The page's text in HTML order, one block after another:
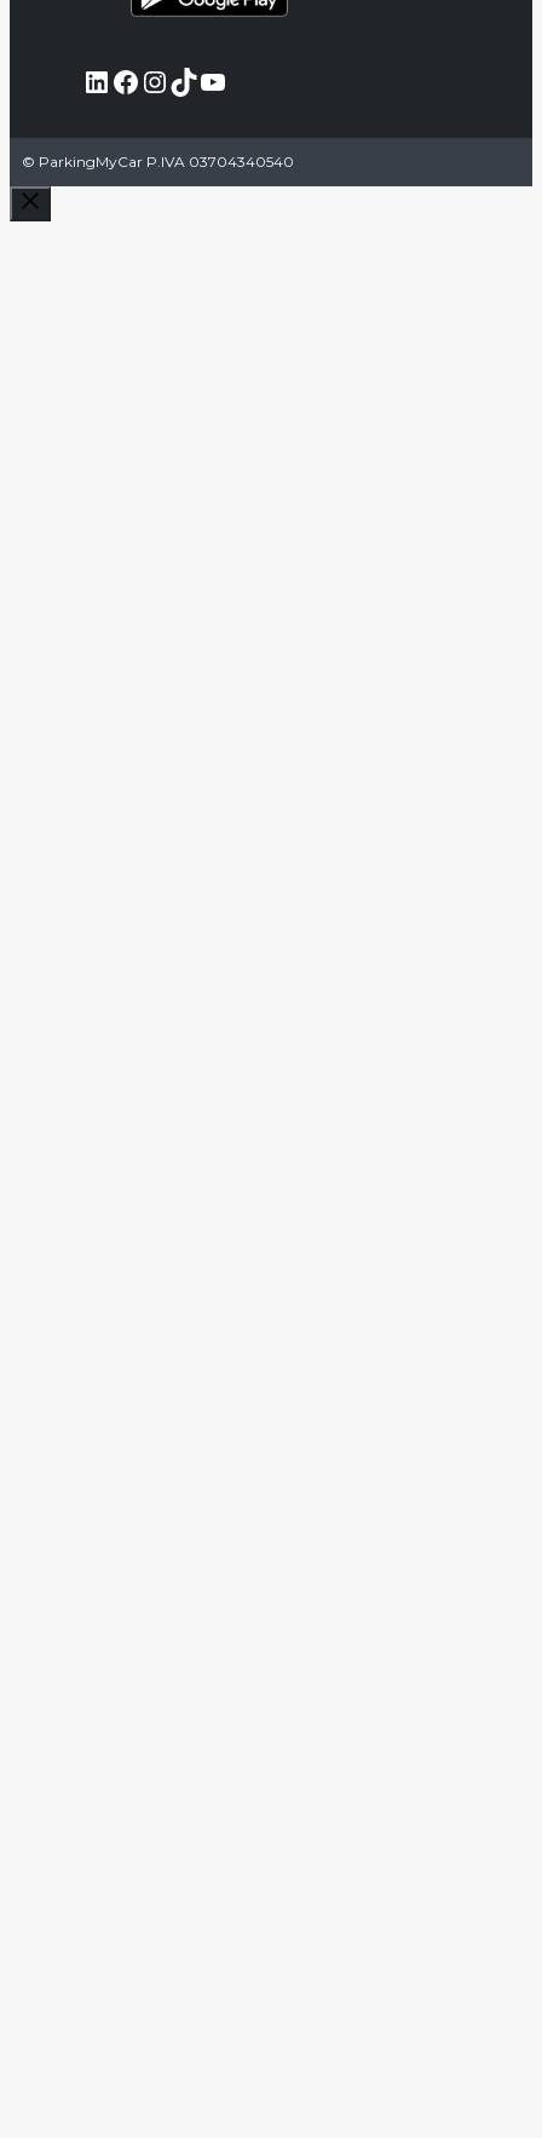
LinkedIn
Facebook
Instagram
TikTok
YouTube
© ParkingMyCar P.IVA 03704340540
Chiudi